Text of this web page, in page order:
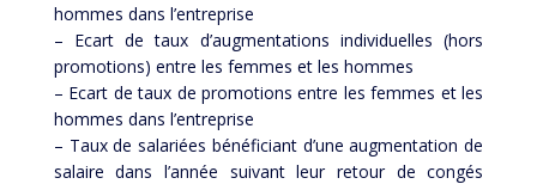
hommes dans l’entreprise
– Ecart de taux d’augmentations individuelles (hors
promotions) entre les femmes et les hommes
– Ecart de taux de promotions entre les femmes et les
hommes dans l’entreprise
– Taux de salariées bénéficiant d’une augmentation de
salaire dans l’année suivant leur retour de congés